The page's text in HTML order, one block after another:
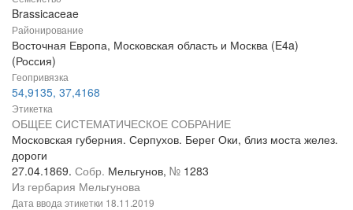
Brassicaceae
Районирование
Восточная Европа, Московская область и Москва (E4a)
(Россия)
Геопривязка
54,9135, 37,4168
Этикетка
ОБЩЕЕ СИСТЕМАТИЧЕСКОЕ СОБРАНИЕ
Московская губерния. Серпухов. Берег Оки, близ моста желез.
дороги
27.04.1869. Собр. Мельгунов, № 1283
Из гербария Мельгунова
Дата ввода этикетки 18.11.2019